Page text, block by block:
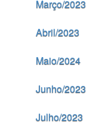
Março/2023
Abril/2023
Maio/2024
Junho/2023
Julho/2023